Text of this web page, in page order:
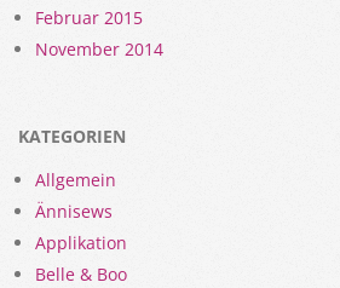
Februar 2015
November 2014
KATEGORIEN
Allgemein
Ännisews
Applikation
Belle & Boo